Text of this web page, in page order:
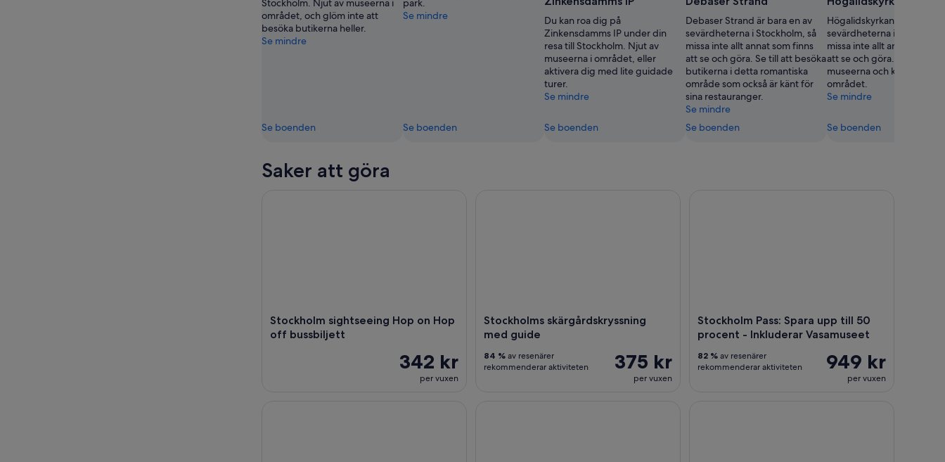
Stockholm. Njut av museerna i
området, och glöm inte att
besöka butikerna heller.
Se mindre
Se boenden
park.
Se mindre
Se boenden
Du kan roa dig på
Zinkensdamms IP under din
resa till Stockholm. Njut av
museerna i området, eller
aktivera dig med lite guidade
turer.
Se mindre
Se boenden
Debaser Strand är bara en av
sevärdheterna i Stockholm, så
missa inte allt annat som finns
att se och göra. Se till att besöka
butikerna i detta romantiska
område som också är känt för
sina restauranger.
Se mindre
Se boenden
Högalidskyrkan är bara en
sevärdheterna i
missa inte allt annat som
att se och göra. Njut av
museerna och konsten i
området.
Se mindre
Se boenden
Saker att göra
Stockholm sightseeing Hop on Hop
off bussbiljett
342 kr
per vuxen
Stockholms skärgårdskryssning
med guide
375 kr
per vuxen
84 % av resenärer
rekommenderar aktiviteten
Stockholm Pass: Spara upp till 50
procent - Inkluderar Vasamuseet
949 kr
per vuxen
82 % av resenärer
rekommenderar aktiviteten